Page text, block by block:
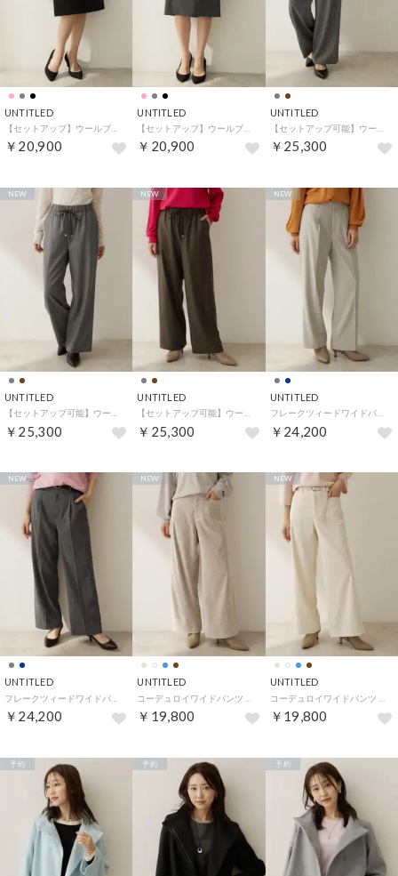
UNTITLED
￥20,900
UNTITLED
￥20,900
UNTITLED
￥25,300
UNTITLED
￥25,300
NEW
UNTITLED
￥25,300
NEW
UNTITLED
フレークツィードワイドパンツ （グレージュ(050)）
￥24,200
NEW
UNTITLED
￥24,200
NEW
UNTITLED
￥19,800
NEW
UNTITLED
￥19,800
NEW
予約 予約 予約